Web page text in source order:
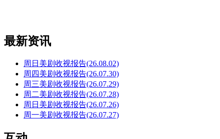
最新资讯
周日美剧收视报告(26.08.02)
周四美剧收视报告(26.07.30)
周三美剧收视报告(26.07.29)
周二美剧收视报告(26.07.28)
周日美剧收视报告(26.07.26)
周一美剧收视报告(26.07.27)